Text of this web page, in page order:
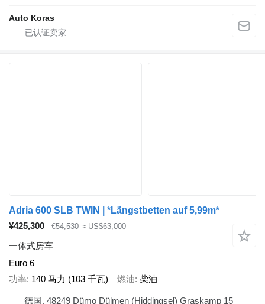
Auto Koras
Adria 600 SLB TWIN | *Längstbetten auf 5,99m*
¥425,300
€54,530 ≈ US$63,000
一体式房车
Euro 6
功率 140 马力 (103 千瓦) 燃油 柴油
德国, 48249 Dümo Dülmen (Hiddingsel) Graskamp 15